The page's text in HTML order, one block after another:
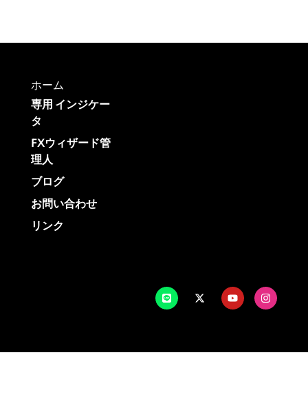
ホーム
専用 インジケー
タ
FXウィザード管
理人
ブログ
お問い合わせ
リンク